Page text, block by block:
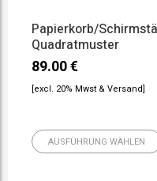
Papierkorb/
Quadratmuster
89.00€
[excl. 20% Mwst & Versand]
AUSFÜHRUNG WÄHLEN